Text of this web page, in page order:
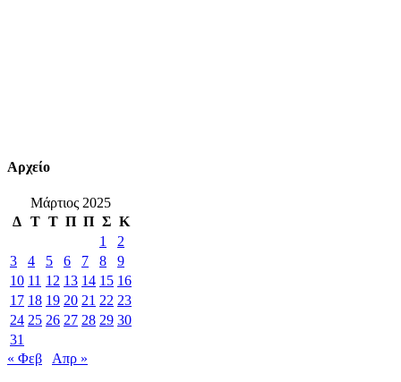
Αρχείο
Μάρτιος 2025
Δ Τ Τ Π Π Σ Κ
1
2
3
4 5 6 7 8
9
10 11 12 13 14 15 16
17 18 19 20 21 22 23
24 25 26 27 28 29 30
31
« Φεβ
Απρ »